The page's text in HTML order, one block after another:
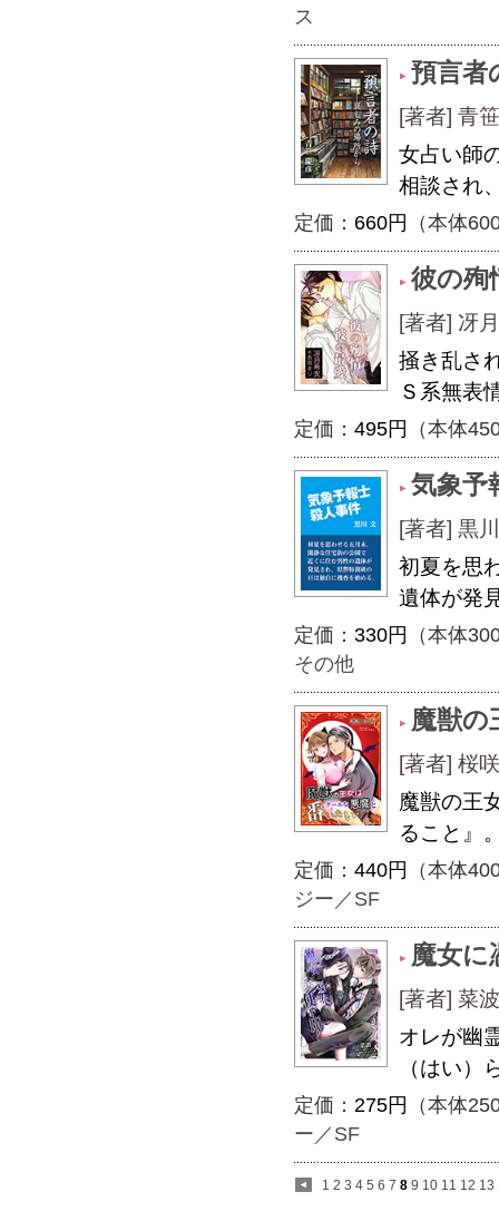
ス
預言
[著者] 青
女占い師
相談され
定価： 660円 （本体
彼の殉
[著者] 冴
掻き乱さ
Ｓ系無表
定価： 495円 （本体
気象予
[著者] 黒
初夏を思
遺体が発
定価： 330円
（本体
その他
魔獣の
[著者] 桜
魔獣の王
ること』
定価： 440円
（本体
ジー／SF
魔女に
[著者] 菜
オレが幽
（はい
定価： 275円
（本体
ー／SF
1 2 3 4 5 6 7 8 9 10 11 12 13